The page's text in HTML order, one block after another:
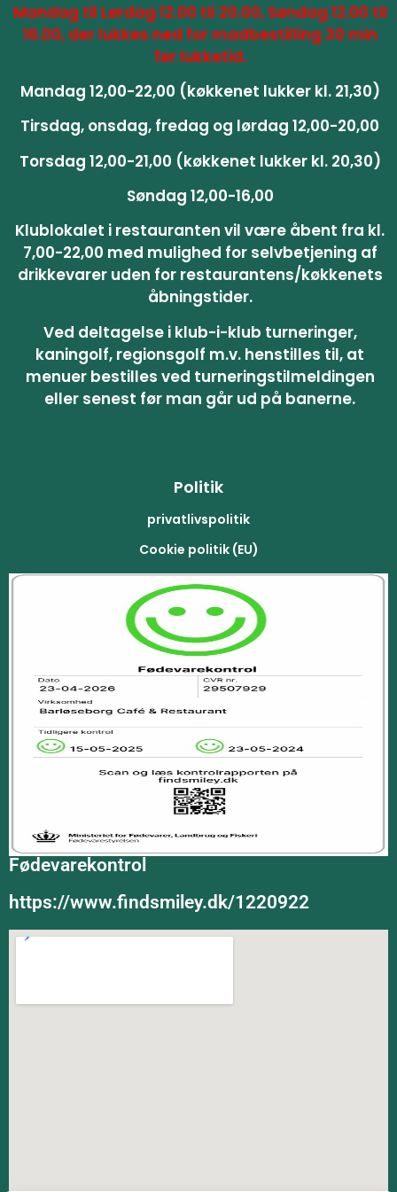
Mandag til Lørdag 12.00 til 20.00, Søndag 12.00 til
16.00, der lukkes ned for madbestilling 30 min
før lukketid.
Mandag 12,00-22,00 (køkkenet lukker kl. 21,30)
Tirsdag, onsdag, fredag og lørdag 12,00-20,00
Torsdag 12,00-21,00 (køkkenet lukker kl. 20,30)
Søndag 12,00-16,00
Klublokalet i restauranten vil være åbent fra kl.
7,00-22,00 med mulighed for selvbetjening af
drikkevarer uden for restaurantens/køkkenets
åbningstider.
Ved deltagelse i klub-i-klub turneringer,
kaningolf, regionsgolf m.v. henstilles til, at
menuer bestilles ved turneringstilmeldingen
eller senest før man går ud på banerne.
Politik
privatlivspolitik
Cookie politik (EU)
Fødevarekontrol
https://www.findsmiley.dk/1220922